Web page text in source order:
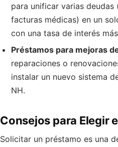
para unificar varias
facturas médicas) en un
con una tasa de interés
Préstamos para mejoras
reparaciones o
instalar un nuevo sistema
NH.
Consejos para Elegir
Solicitar un préstamo es una